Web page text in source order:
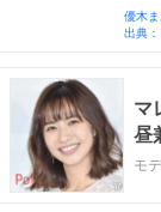
優木
出典
マ
昼
ど
モ